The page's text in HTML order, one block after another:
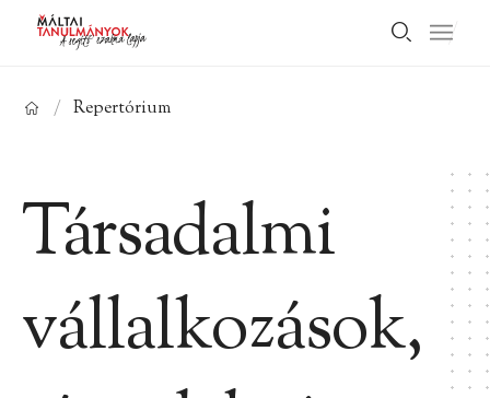
/ Repertórium
Társadalmi
vállalkozások,